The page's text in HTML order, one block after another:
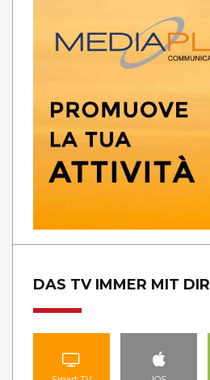
DAS TV IMMER MIT DIR